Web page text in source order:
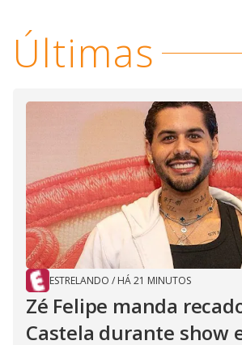
Últimas
ESTRELANDO / HÁ 21 MINUTOS
Zé Felipe manda
Castela durante show